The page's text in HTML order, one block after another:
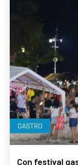
GASTRO
Con festival